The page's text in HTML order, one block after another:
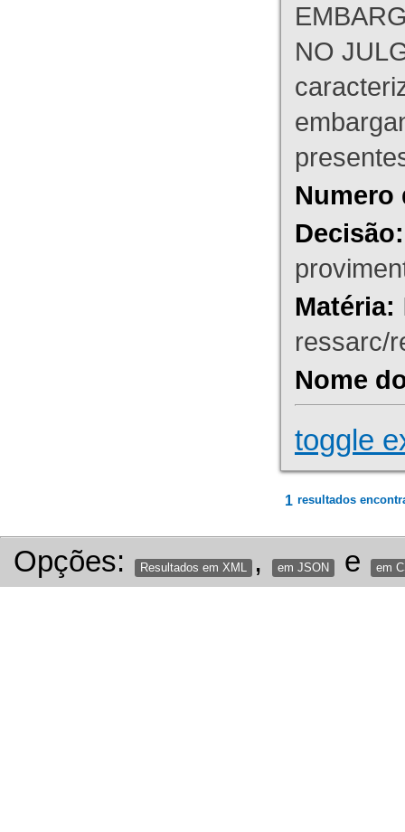
NO
Numero
Decisão:
Matéria:
ressarc/
Nome
toggle
1 resultados
Opções: Resultados em XML , em JSON e em